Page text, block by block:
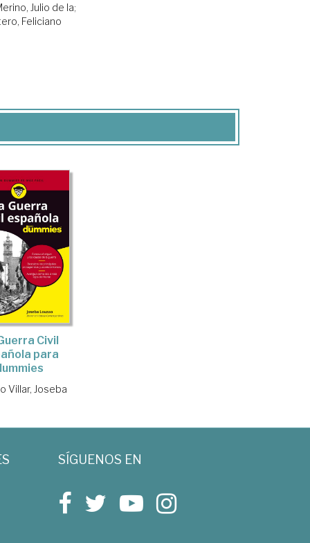
Julio de la;
Feliciano
Civil
para
Villar, Joseba
SÍGUENOS EN